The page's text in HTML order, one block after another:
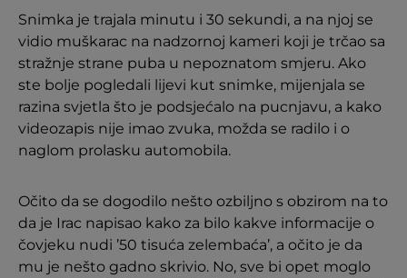
Snimka je trajala minutu i 30 sekundi, a na njoj se
vidio muškarac na nadzornoj kameri koji je trčao sa
stražnje strane puba u nepoznatom smjeru. Ako
ste bolje pogledali lijevi kut snimke, mijenjala se
razina svjetla što je podsjećalo na pucnjavu, a kako
videozapis nije imao zvuka, možda se radilo i o
naglom prolasku automobila.
Očito da se dogodilo nešto ozbiljno s obzirom na to
da je Irac napisao kako za bilo kakve informacije o
čovjeku nudi ’50 tisuća zelembaća’, a očito je da
mu je nešto gadno skrivio. No, sve bi opet moglo